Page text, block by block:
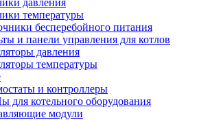
давления
температуры
бесперебойного питания
и панели управления для котлов
давления
температуры
и контроллеры
для котельного оборудования
модули